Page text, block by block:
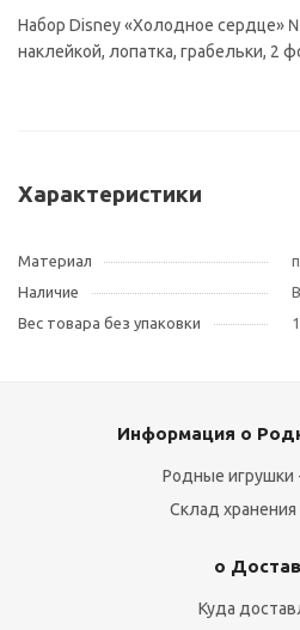
Набор Disney «Холодное сердце»
наклейкой, лопатка, грабельки, 2
Характеристики
Материал
Наличие
Вес товара без упаковки
Информация о
Родные игрушки
Склад хранения
о
Куда